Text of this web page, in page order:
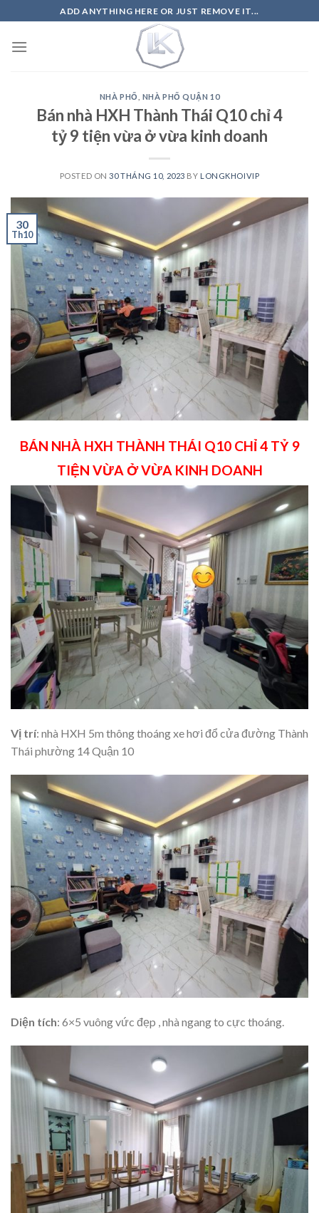
to
content
ADD ANYTHING HERE OR JUST REMOVE IT...
NHÀ PHỐ NHÀ PHỐ QUẬN 10
Bán nhà HXH Thành Thái Q10 chỉ 4
tỷ 9 tiện vừa ở vừa kinh doanh
POSTED ON30 THÁNG 10, 2023 BY LONGKHOIVIP
30
Th10
BÁN NHÀ HXH THÀNH THÁI Q10 CHỈ 4 TỶ 9
TIỆN VỪA Ở VỪA KINH DOANH
Vị trí: nhà HXH 5m thông thoáng xe hơi đổ cửa đường Thành
Thái phường 14 Quận 10
Diện tích: 6×5 vuông vức đẹp , nhà ngang to cực thoáng.